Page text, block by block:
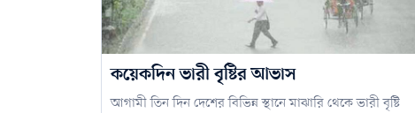
কয়েকদিন ভারী বৃষ্টির আভাস
আগামী তিন দিন দেশের বিভিন্ন স্থানে মাঝারি থেকে ভারী বৃষ্টি